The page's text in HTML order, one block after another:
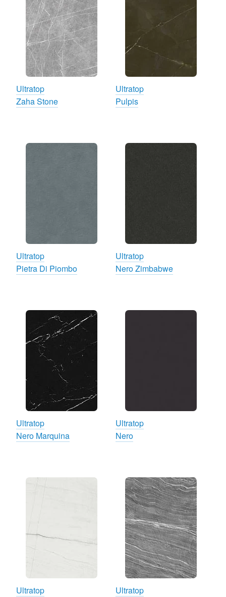
Ultratop
Zaha Stone
Ultratop
Pulpis
Ultratop
Pietra Di Piombo
Ultratop
Nero Zimbabwe
Ultratop
Nero Marquina
Ultratop
Nero
Ultratop Ultratop